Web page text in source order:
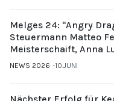
Melges 24: "Angry
Steuermann Matteo
Meisterschaift, Anna
NEWS 2026 10.JUNI
Nächster Erfolg für